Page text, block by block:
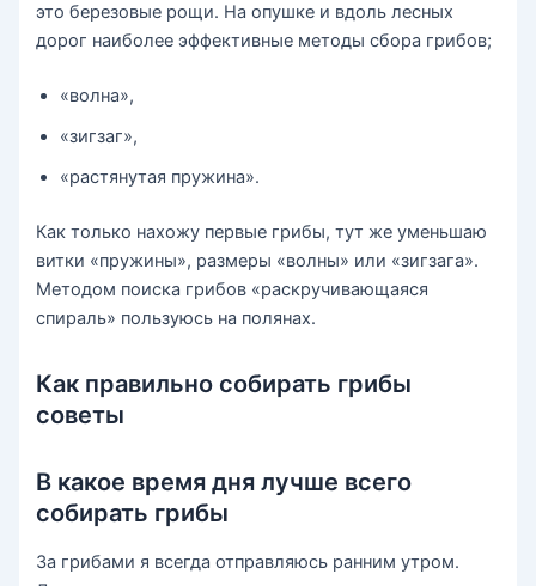
это березовые рощи. На опушке и вдоль лесных
дорог наиболее эффективные методы сбора грибов;
«волна»,
«зигзаг»,
«растянутая пружина».
Как только нахожу первые грибы, тут же уменьшаю
витки «пружины», размеры «волны» или «зигзага».
Методом поиска грибов «раскручивающаяся
спираль» пользуюсь на полянах.
Как правильно собирать грибы
советы
В какое время дня лучше всего
собирать грибы
За грибами я всегда отправляюсь ранним утром.